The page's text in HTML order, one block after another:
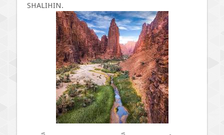
SHALIHIN.